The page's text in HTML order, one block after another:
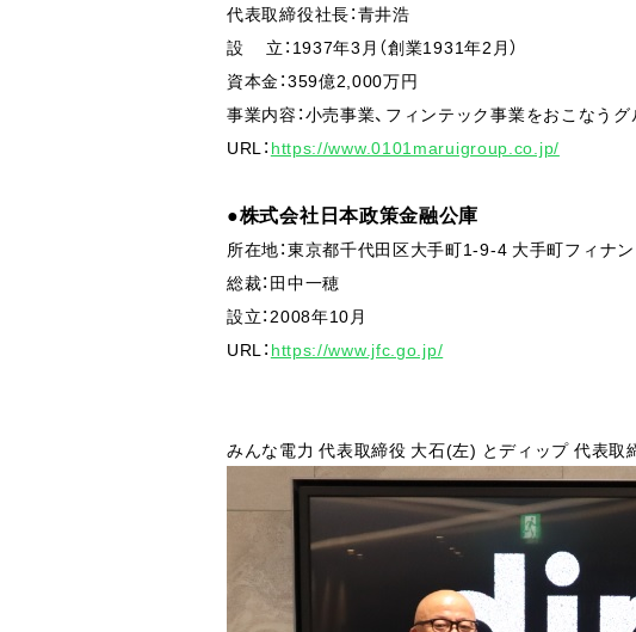
代表取締役社長：青井浩
設 立：1937年3月（創業1931年2月）
資本金：359億2,000万円
事業内容：小売事業、フィンテック事業をおこなう
URL： https://www.0101maruigroup.co.jp/
●株式会社日本政策金融公庫
所在地：東京都千代田区大手町1-9-4 大手町フィナ
総裁：田中一穂
設立：2008年10月
URL： https://www.jfc.go.jp/
みんな電力 代表取締役 大石(左) とディップ 代表取